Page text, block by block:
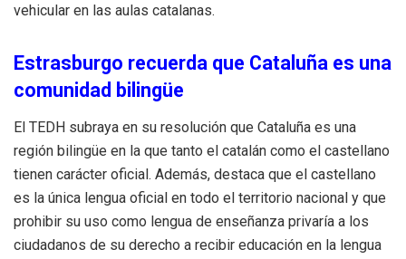
vehicular en las aulas catalanas.
Estrasburgo recuerda que Cataluña es una
comunidad bilingüe
El TEDH subraya en su resolución que Cataluña es una
región bilingüe en la que tanto el catalán como el castellano
tienen carácter oficial. Además, destaca que el castellano
es la única lengua oficial en todo el territorio nacional y que
prohibir su uso como lengua de enseñanza privaría a los
ciudadanos de su derecho a recibir educación en la lengua